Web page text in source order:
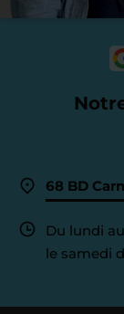
68 BD
Du lundi
le samedi